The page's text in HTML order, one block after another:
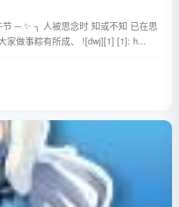
─ ✨ ┐ 人被思念时 知或不知 已在思
做事粽有所成、 ![dwj][1] [1]: h...